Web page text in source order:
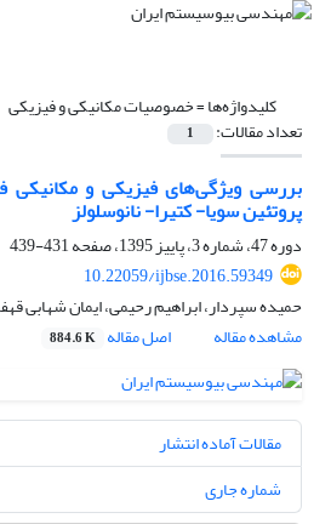
کلیدواژه‌ها =خصوصیات مکانیکی و فیزیکی
تعداد مقالات: 1
بررسی ویژگی‌های فیزیکی و مکانیکی
پروتئین سویا- کتیرا- نانوسلولز
دوره 47، شماره 3، پاییز 1395، صفحه
431-439
10.22059/ijbse.2016.59349
حمیده سپردار، ابراهیم رحیمی، ایمان شهابی
مشاهده مقاله
اصل مقاله 884.6 K
مقالات آماده انتشار
شماره جاری